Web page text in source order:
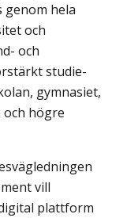
genom hela
och
och
studie-
gymnasiet,
högre
vill
plattform